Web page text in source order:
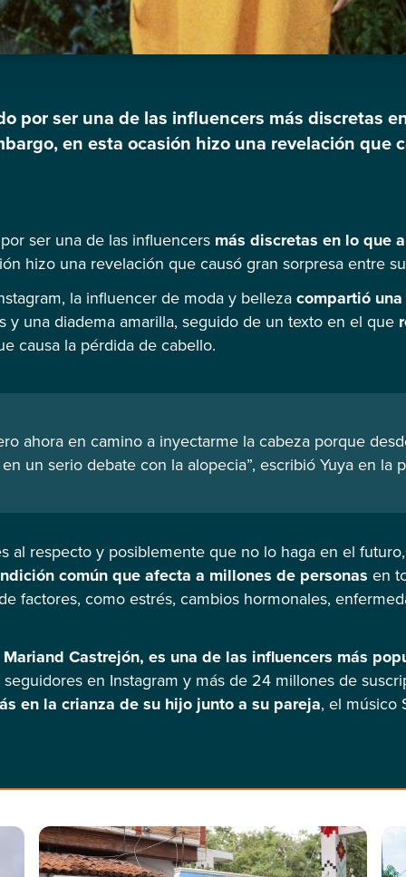
por ser una de las influencers más discretas
en esta ocasión hizo una revelación que
ser una de las influencers más discretas en lo que
hizo una revelación que causó gran sorpresa entre
la influencer de moda y bellezacompartió
y una diadema amarilla, seguido de un texto en el que
causa la pérdida de cabello.
ahora en camino a inyectarme la cabeza porque
un serio debate con la alopecia”, escribió Yuya en la
al respecto y posiblemente que no lo haga en el
común que afecta a millones de personas en
factores, como estrés, cambios hormonales,
Mariand Castrejón, es una de las influencers más
en Instagram y más de 24 millones de
en la crianza de su hijo junto a su pareja, el músico